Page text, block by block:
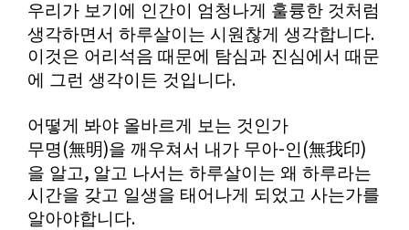
우리가 보기에 인간이 엄청나게 훌륭한 것처럼
생각하면서 하루살이는 시원찮게 생각합니다.
이것은 어리석음 때문에 탐심과 진심에서 때문
에 그런 생각이든 것입니다.
어떻게 봐야 올바르게 보는 것인가
무명 (無明)을 깨우쳐서 내가 무아-인 (無我印)
을 알고, 알고 나서는 하루살이는 왜 하루라는
시간을 갖고 일생을 태어나게 되었고 사는가를
알아야합니다.